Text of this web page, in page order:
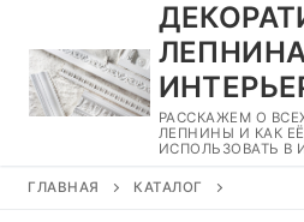
содержимому
РАССКАЖЕМ О
ЛЕПНИНЫ И КАК ЕЁ
ИСПОЛЬЗОВАТЬ В
ГЛАВНАЯ КАТАЛОГ